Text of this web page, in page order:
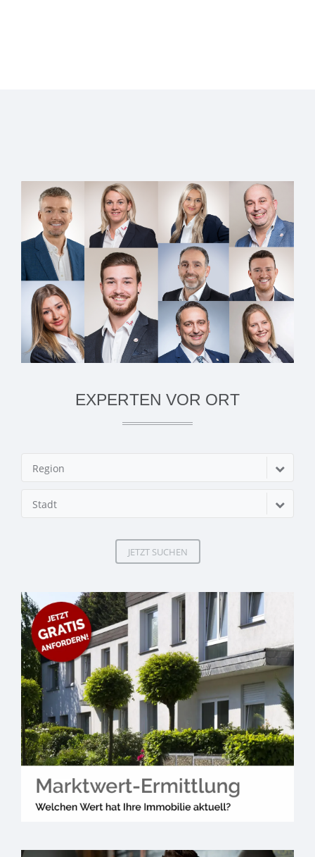
EXPERTEN VOR ORT
Region
Stadt
JETZT SUCHEN